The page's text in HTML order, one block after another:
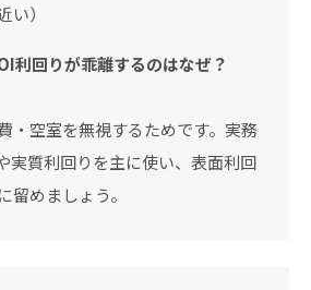
い）
利回りが乖離するのはなぜ？
・空室を無視するためです。実務
実質利回りを主に使い、表面利回
留めましょう。